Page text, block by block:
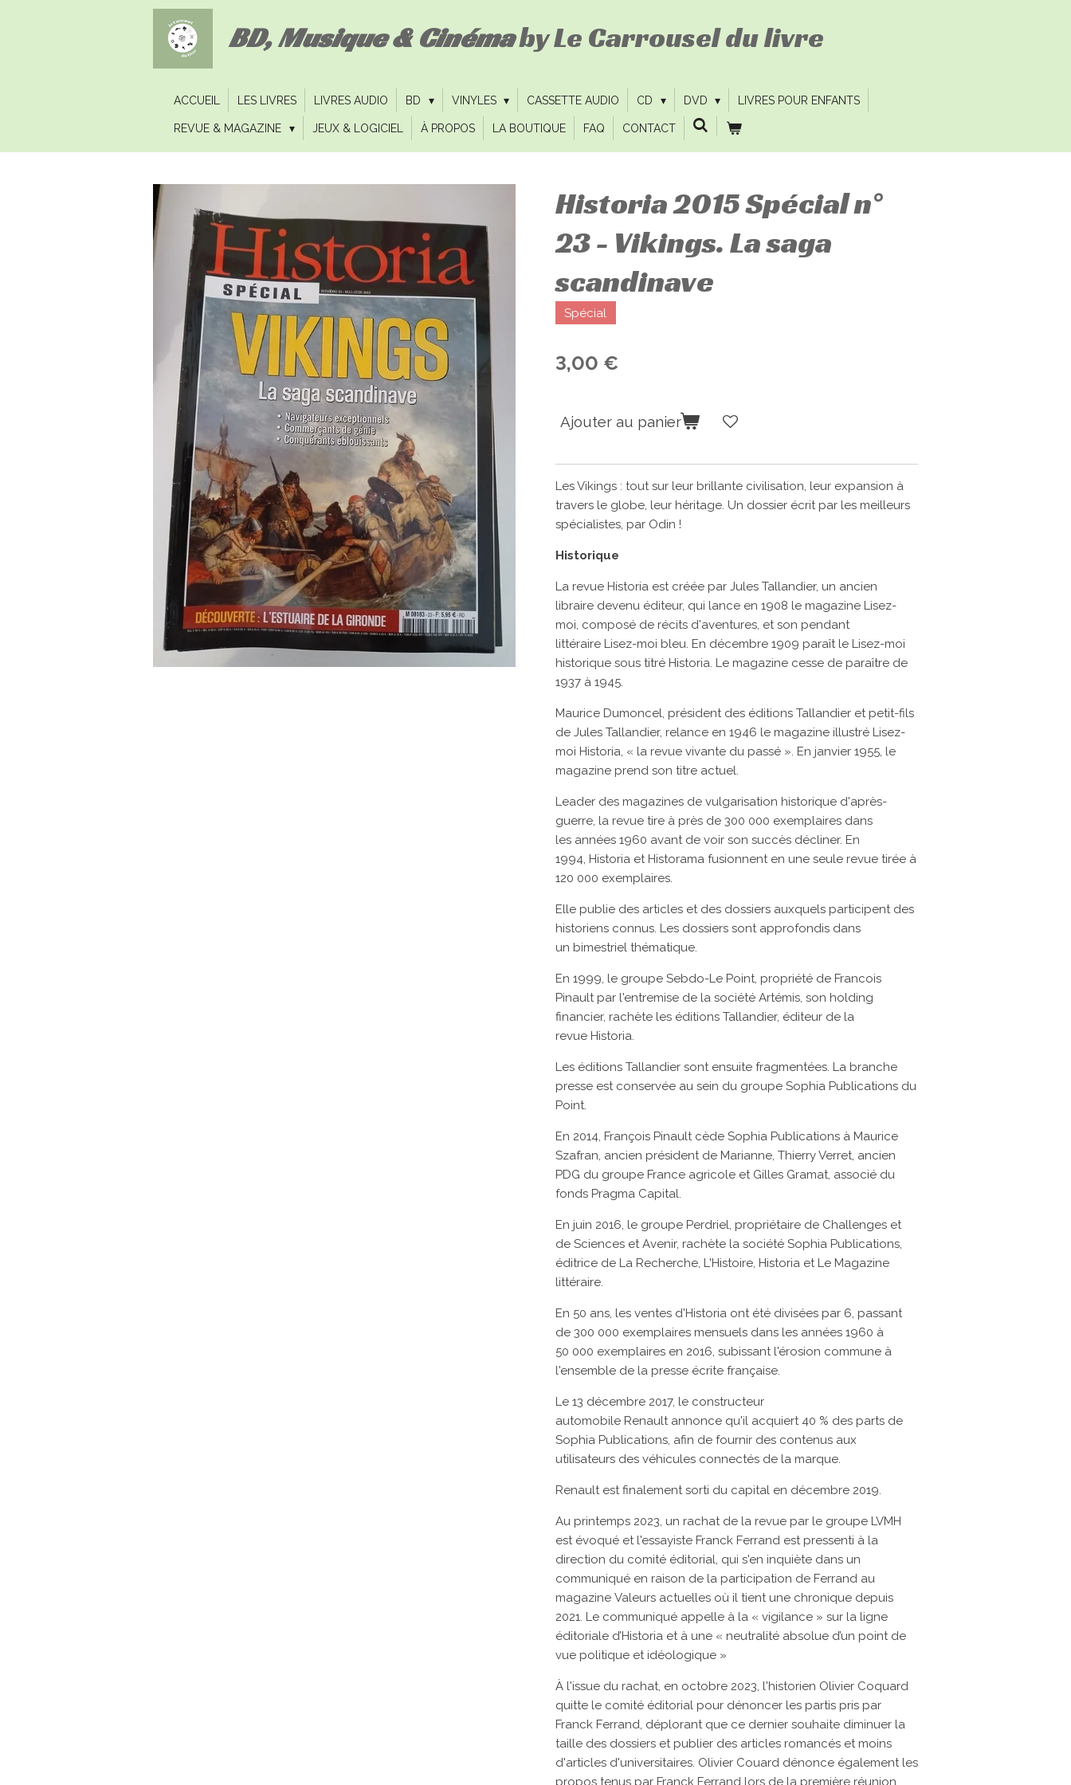
BD, Musique & Cinémaby Le Carrousel du livre
ACCUEIL LES LIVRES LIVRES AUDIO BD VINYLES CASSETTE AUDIO CD DVD LIVRES POUR ENFANTS
REVUE & MAGAZINE JEUX & LOGICIEL À PROPOS LA BOUTIQUE FAQ CONTACT
Historia 2015 Spécial n°
23 - Vikings. La saga
scandinave
Spécial
3,00 €
Ajouter au panier
Les Vikings : tout sur leur brillante civilisation, leur expansion à
travers le globe, leur héritage. Un dossier écrit par les meilleurs
spécialistes, par Odin !
Historique
La revue Historia est créée par Jules Tallandier, un ancien
libraire devenu éditeur, qui lance en 1908 le magazine Lisez-
moi, composé de récits d'aventures, et son pendant
littéraire Lisez-moi bleu. En décembre 1909 paraît le Lisez-moi
historique sous titré Historia. Le magazine cesse de paraître de
1937 à 1945.
Maurice Dumoncel, président des éditions Tallandier et petit-fils
de Jules Tallandier, relance en 1946 le magazine illustré Lisez-
moi Historia, « la revue vivante du passé ». En janvier 1955, le
magazine prend son titre actuel.
Leader des magazines de vulgarisation historique d'après-
guerre, la revue tire à près de 300 000 exemplaires dans
les années 1960 avant de voir son succès décliner. En
1994, Historia et Historama fusionnent en une seule revue tirée à
120 000 exemplaires.
Elle publie des articles et des dossiers auxquels participent des
historiens connus. Les dossiers sont approfondis dans
un bimestriel thématique.
En 1999, le groupe Sebdo-Le Point, propriété de Francois
Pinault par l'entremise de la société Artémis, son holding
financier, rachète les éditions Tallandier, éditeur de la
revue Historia.
Les éditions Tallandier sont ensuite fragmentées. La branche
presse est conservée au sein du groupe Sophia Publications du
Point.
En 2014, François Pinault cède Sophia Publications à Maurice
Szafran, ancien président de Marianne, Thierry Verret, ancien
PDG du groupe France agricole et Gilles Gramat, associé du
fonds Pragma Capital.
En juin 2016, le groupe Perdriel, propriétaire de Challenges et
de Sciences et Avenir, rachète la société Sophia Publications,
éditrice de La Recherche, L'Histoire, Historia et Le Magazine
littéraire.
En 50 ans, les ventes d'Historia ont été divisées par 6, passant
de 300 000 exemplaires mensuels dans les années 1960 à
50 000 exemplaires en 2016, subissant l'érosion commune à
l'ensemble de la presse écrite française.
Le 13 décembre 2017, le constructeur
automobile Renault annonce qu'il acquiert 40 % des parts de
Sophia Publications, afin de fournir des contenus aux
utilisateurs des véhicules connectés de la marque.
Renault est finalement sorti du capital en décembre 2019.
Au printemps 2023, un rachat de la revue par le groupe LVMH
est évoqué et l'essayiste Franck Ferrand est pressenti à la
direction du comité éditorial, qui s'en inquiète dans un
communiqué en raison de la participation de Ferrand au
magazine Valeurs actuelles où il tient une chronique depuis
2021. Le communiqué appelle à la « vigilance » sur la ligne
éditoriale d’Historia et à une « neutralité absolue d’un point de
vue politique et idéologique »
À l'issue du rachat, en octobre 2023, l'historien Olivier Coquard
quitte le comité éditorial pour dénoncer les partis pris par
Franck Ferrand, déplorant que ce dernier souhaite diminuer la
taille des dossiers et publier des articles romancés et moins
d'articles d'universitaires. Olivier Couard dénonce également les
propos tenus par Franck Ferrand lors de la première réunion